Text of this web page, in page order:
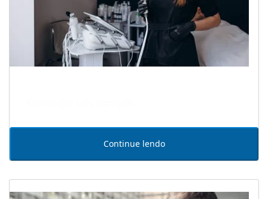
Continue lendo